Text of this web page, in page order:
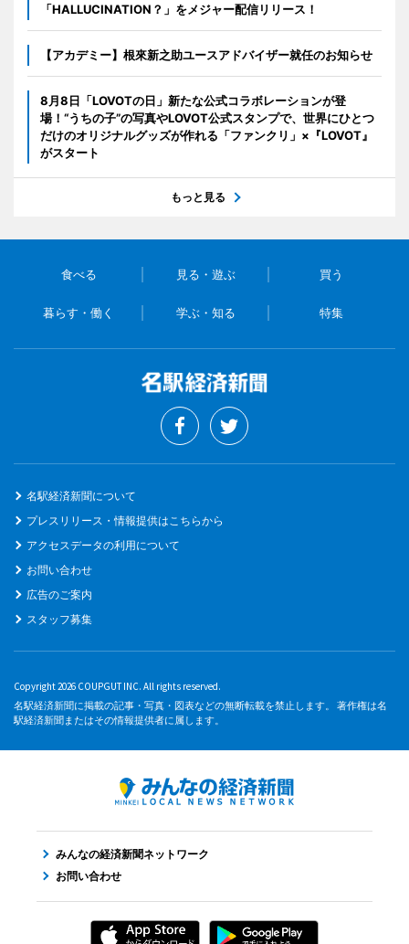
「HALLUCINATION？」をメジャー配信リリース！
【アカデミー】根來新之助ユースアドバイザー就任のお知らせ
8月8日「LOVOTの日」新たな公式コラボレーションが登
場！“うちの子”の写真やLOVOT公式スタンプで、世界にひとつ
だけのオリジナルグッズが作れる「ファンクリ」×『LOVOT』
がスタート
もっと見る
食べる 見る・遊ぶ 買う
暮らす・働く 学ぶ・知る 特集
名駅経済新聞について
プレスリリース・情報提供はこちらから
アクセスデータの利用について
お問い合わせ
広告のご案内
スタッフ募集
Copyright 2026 COUPGUT INC. All rights reserved.
名駅経済新聞に掲載の記事・写真・図表などの無断転載を禁止します。 著作権は名
駅経済新聞またはその情報提供者に属します。
みんなの経済新聞ネットワーク
お問い合わせ